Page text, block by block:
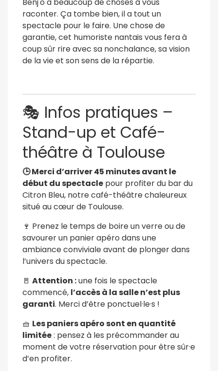
raconter. Ça tombe bien, il a tout un
spectacle pour le faire. Une chose de
garantie, cet humoriste nantais vous fera à
coup sûr rire avec sa nonchalance, sa vision
de la vie et son sens de la répartie.
🎭 Infos pratiques –
Stand-up et Café-
théâtre à Toulouse
🕒 Merci d’arriver 45 minutes avant le
début du spectacle pour profiter du bar du
Citron Bleu, notre café-théâtre chaleureux
situé au cœur de Toulouse.
🍷 Prenez le temps de boire un verre ou de
savourer un panier apéro dans une
ambiance conviviale avant de plonger dans
l’univers du spectacle.
🚪 Attention :une fois le spectacle
commencé, l’accès à la salle n’est plus
garanti. Merci d’être ponctuel·le·s !
🧺 Les paniers apéro sont en quantité
limitée: pensez à les précommander au
moment de votre réservation pour être sûr·e
d’en profiter.